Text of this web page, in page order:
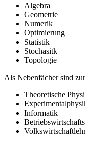
Algebra
Geometrie
Numerik
Optimierung
Statistik
Stochasitk
Topologie
Als Nebenfächer sind
Theoretische
Informatik